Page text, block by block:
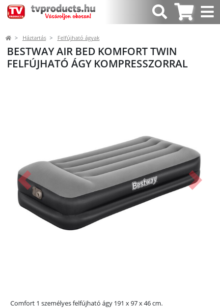
Háztartás Felfújható ágyak
BESTWAY AIR BED KOMFORT TWIN
FELFÚJHATÓ ÁGY KOMPRESSZORRAL
Előző
Comfort 1 személyes felfújható ágy 191 x 97 x 46 cm.